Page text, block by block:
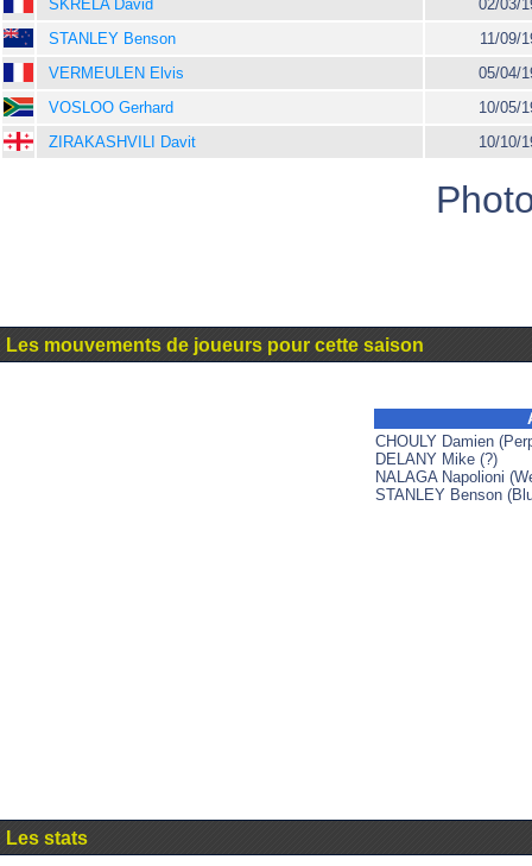
SKRELA David
02/03/
STANLEY Benson
11/09/
VERMEULEN Elvis
05/04/
VOSLOO Gerhard
10/05/
ZIRAKASHVILI Davit
10/10/
Les mouvements de joueurs pour cette saison
CHOULY Damien
DELANY Mike (?)
NALAGA Napolioni
STANLEY Benson
Les stats